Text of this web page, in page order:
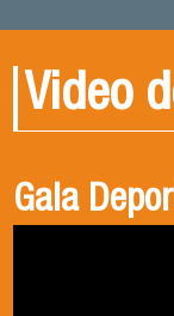
Video
Gala
Usach en